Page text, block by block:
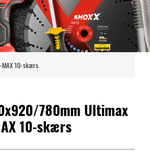
10-skærs
780mm Ultimax
10-skærs